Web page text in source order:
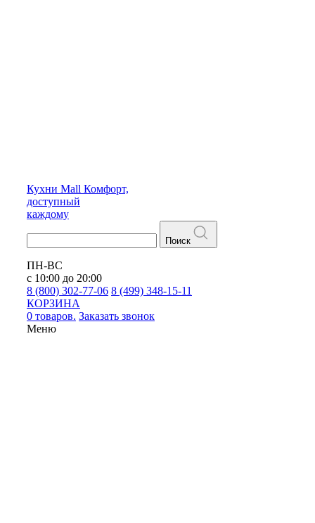
Кухни Mall Комфорт,
доступный
каждому
Поиск
ПН-ВС
с 10:00 до 20:00
8 (800) 302-77-06 8 (499) 348-15-11
КОРЗИНА
0 товаров. Заказать звонок
Меню